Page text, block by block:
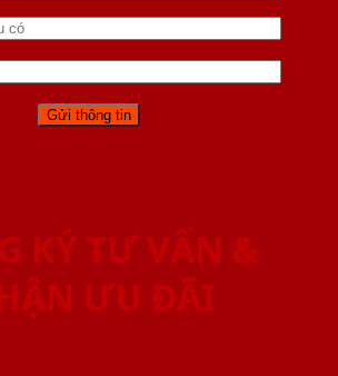
KÝ TƯ VẤN &
ƯU ĐÃI